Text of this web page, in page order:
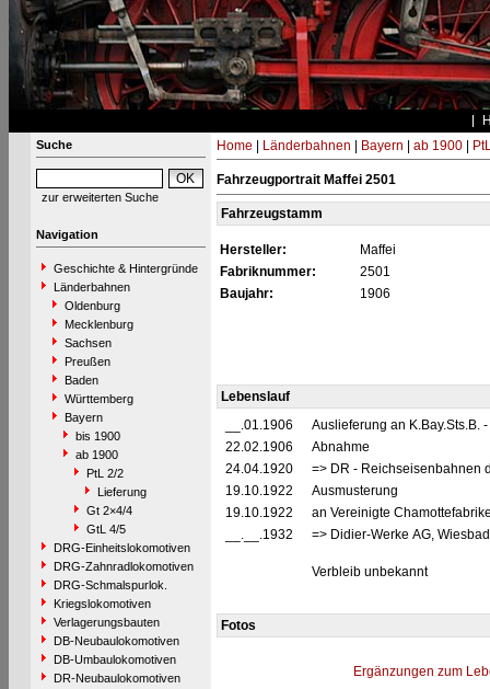
Suche
zur erweiterten Suche
Navigation
Geschichte & Hintergründe
Länderbahnen
Oldenburg
Mecklenburg
Sachsen
Preußen
Baden
Württemberg
Bayern
bis 1900
ab 1900
PtL 2/2
Lieferung
Gt 2×4/4
GtL 4/5
DRG-Einheitslokomotiven
DRG-Zahnradlokomotiven
DRG-Schmalspurlok.
Kriegslokomotiven
Verlagerungsbauten
DB-Neubaulokomotiven
DB-Umbaulokomotiven
DR-Neubaulokomotiven
Home Länderbahnen Bayern ab 1900|
Fahrzeugportrait Maffei 2501
Fahrzeugstamm
Hersteller:
Maffei
Fabriknummer:
2501
Baujahr:
1906
Lebenslauf
__.01.1906
Auslieferung an
22.02.1906
Abnahme
24.04.1920
=> DR - Reichseisenbahnen
19.10.1922
Ausmusterung
19.10.1922
an Vereinigte
__.__.1932
=> Didier-Werke AG,
Verbleib unbekannt
Fotos
Ergänzungen zum